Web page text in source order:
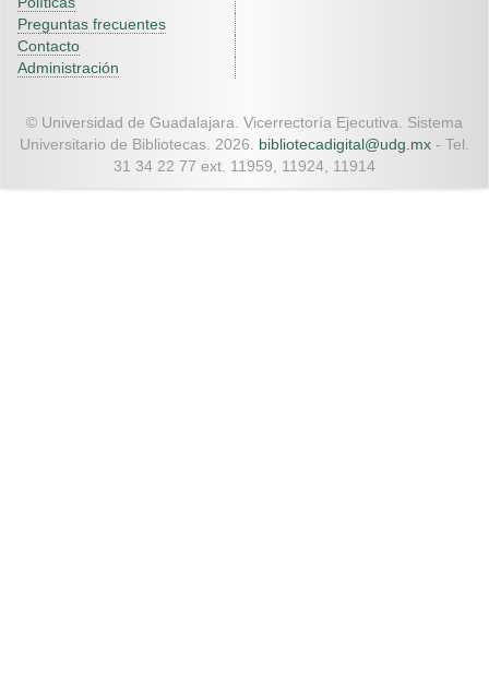
Preguntas frecuentes
Contacto
Administración
© Universidad de Guadalajara. Vicerrectoría Ejecutiva. Sistema
Universitario de Bibliotecas. 2026. bibliotecadigital@udg.mx - Tel.
31 34 22 77 ext. 11959, 11924, 11914